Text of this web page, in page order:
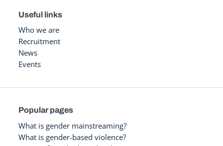
Useful links
Who we are
Recruitment
News
Events
Popular pages
What is gender mainstreaming?
What is gender-based violence?